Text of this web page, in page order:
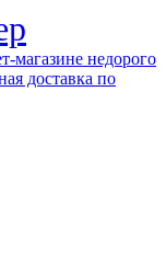
магазине недорого
доставка по